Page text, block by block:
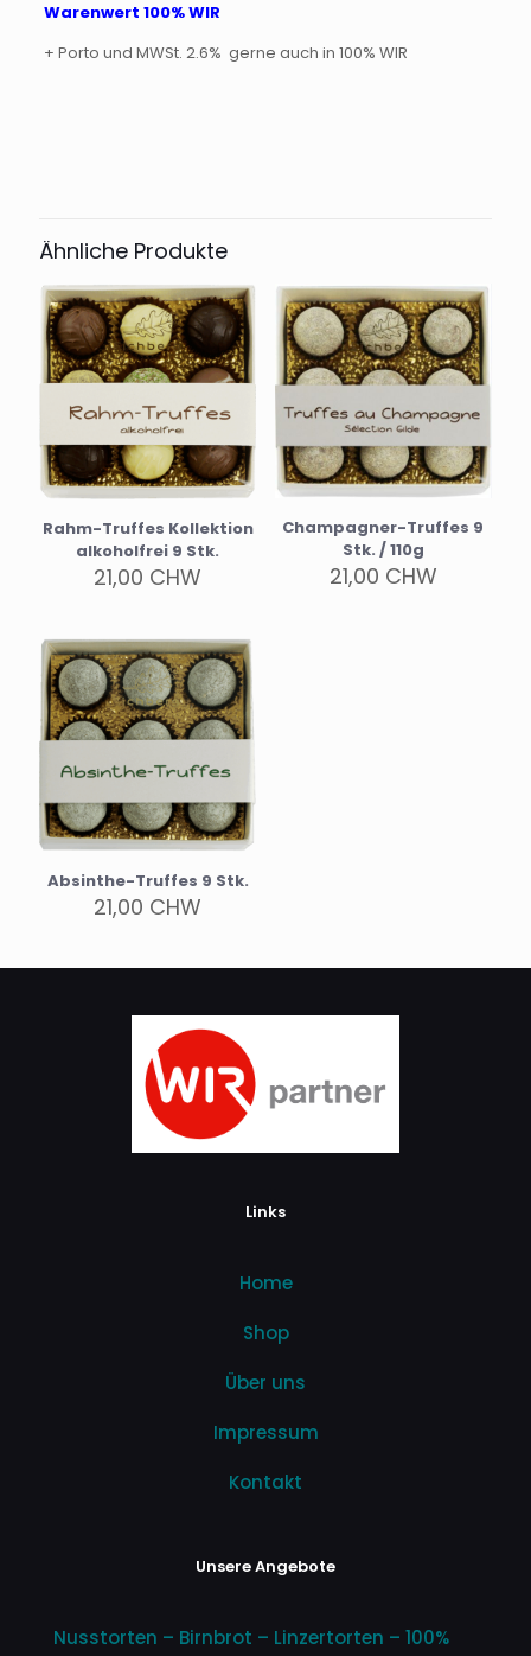
Warenwert 100% WIR
+ Porto und MWSt. 2.6% gerne auch in 100% WIR
Ähnliche Produkte
Rahm-Truffes Kollektion
alkoholfrei 9 Stk.
21,00 CHW
Champagner-Truffes 9
Stk. / 110g
21,00 CHW
Absinthe-Truffes 9 Stk.
21,00 CHW
Links
Home
Shop
Über uns
Impressum
Kontakt
Unsere Angebote
Nusstorten – Birnbrot – Linzertorten – 100%